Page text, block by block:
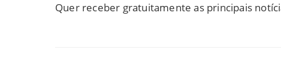
Quer receber gratuitamente as principais